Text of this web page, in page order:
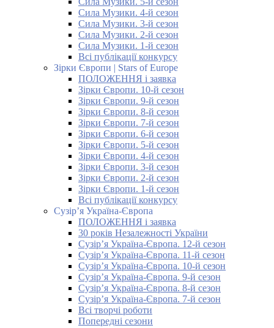
Сила Музики. 4-й сезон
Сила Музики. 3-й сезон
Сила Музики. 2-й сезон
Сила Музики. 1-й сезон
Всі публікації конкурсу
Зірки Європи | Stars of Europe
ПОЛОЖЕННЯ і заявка
Зірки Європи. 10-й сезон
Зірки Європи. 9-й сезон
Зірки Європи. 8-й сезон
Зірки Європи. 7-й сезон
Зірки Європи. 6-й сезон
Зірки Європи. 5-й сезон
Зірки Європи. 4-й сезон
Зірки Європи. 3-й сезон
Зірки Європи. 2-й сезон
Зірки Європи. 1-й сезон
Всі публікації конкурсу
Сузір’я Україна-Європа
ПОЛОЖЕННЯ і заявка
30 років Незалежності України
Сузір’я Україна-Європа. 12-й сезон
Сузір’я Україна-Європа. 11-й сезон
Сузір’я Україна-Європа. 10-й сезон
Сузір’я Україна-Європа. 9-й сезон
Сузір’я Україна-Європа. 8-й сезон
Сузір’я Україна-Європа. 7-й сезон
Всі творчі роботи
Попередні сезони